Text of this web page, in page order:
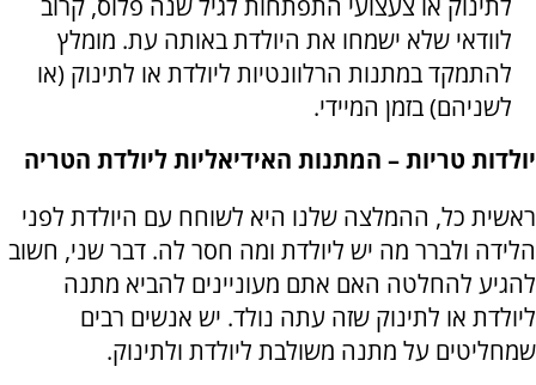
לתינוק או צעצועי התפתחות לגיל שנה פלוס, קרוב
לוודאי שלא ישמחו את היולדת באותה עת. מומלץ
להתמקד במתנות הרלוונטיות ליולדת או לתינוק (או
לשניהם) בזמן המיידי.
יולדות טריות – המתנות האידיאליות ליולדת הטריה
ראשית כל, ההמלצה שלנו היא לשוחח עם היולדת לפני
הלידה ולברר מה יש ליולדת ומה חסר לה. דבר שני, חשוב
להגיע להחלטה האם אתם מעוניינים להביא מתנה
ליולדת או לתינוק שזה עתה נולד. יש אנשים רבים
שמחליטים על מתנה משולבת ליולדת ולתינוק.